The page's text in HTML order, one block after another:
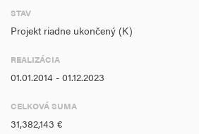
pozemkov, Realizácia stavebnej činnosti),
komunikácia a Riadenie projektu.
novovybudovaných ciest (cesty I. triedy),
kritických nehodových lokalít a kolíznych
produkcie emisií NO2 (vplyvom výstavby
produkcie emisií PM10 (vplyvom výstavby
STAV
Projekt riadne ukončený (K)
REALIZÁCIA
01.01.2014 - 01.12.2023
CELKOVÁ SUMA
31,382,143 €